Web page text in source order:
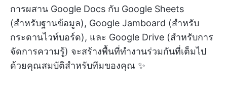
การผสาน Google Docs กับ Google Sheets
(สำหรับฐานข้อมูล), Google Jamboard (สำหรับ
กระดานไวท์บอร์ด), และ Google Drive (สำหรับการ
จัดการความรู้) จะสร้างพื้นที่ทำงานร่วมกันที่เต็มไป
ด้วยคุณสมบัติสำหรับทีมของคุณ ✨